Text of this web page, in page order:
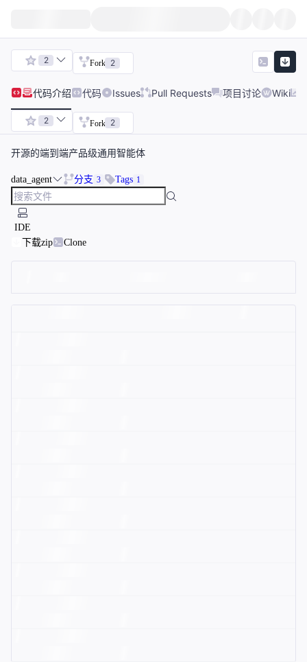
2 Fork 2
代码介绍 代码 Issues Pull Requests 项目讨论 Wiki
2 Fork 2
开源的端到端产品级通用智能体
data_agent 分支 3 Tags 1
IDE
下载zip
Clone